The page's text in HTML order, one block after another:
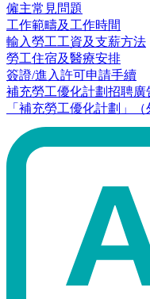
僱主常見問題
工作範疇及工作時間
輸入勞工工資及支薪方法
勞工住宿及醫療安排
簽證/進入許可申請手續
補充勞工優化計劃招聘廣
「補充勞工優化計劃」